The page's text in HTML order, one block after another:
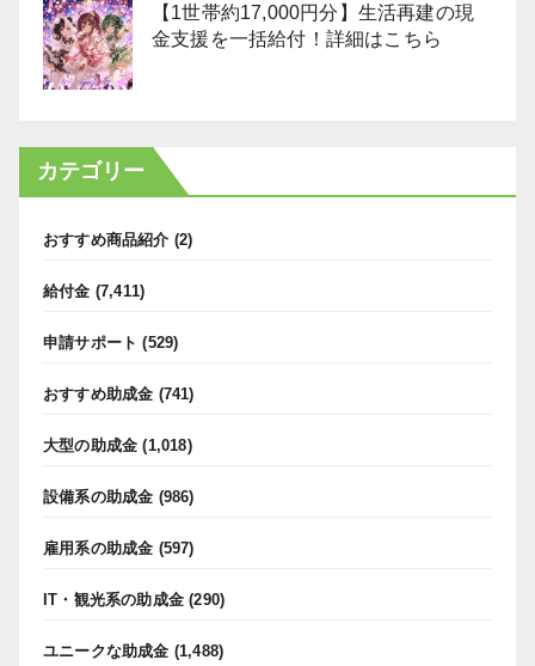
【1世帯約17,000円分】生活再建の現
金支援を一括給付！詳細はこちら
カテゴリー
おすすめ商品紹介 (2)
給付金 (7,411)
申請サポート (529)
おすすめ助成金 (741)
大型の助成金 (1,018)
設備系の助成金 (986)
雇用系の助成金 (597)
IT・観光系の助成金 (290)
ユニークな助成金 (1,488)